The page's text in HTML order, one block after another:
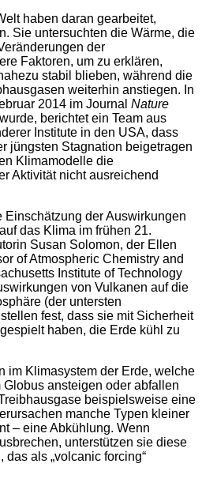
haben daran gearbeitet,
Sie untersuchten die Wärme, die
der
Faktoren, um zu erklären,
stabil blieben, während die
weiterhin anstiegen. In
2014 im Journal Nature
berichtet ein Team aus
Institute in den USA, dass
jüngsten Stagnation beigetragen
Klimamodelle die
Aktivität nicht ausreichend
Einschätzung der Auswirkungen
das Klima im frühen 21.
Susan Solomon, der Ellen
of Atmospheric Chemistry and
Institute of Technology
von Vulkanen auf die
(der untersten
fest, dass sie mit Sicherheit
haben, die Erde kühl zu
im Klimasystem der Erde, welche
ansteigen oder abfallen
beispielsweise eine
manche Typen kleiner
– eine Abkühlung. Wenn
unterstützen sie diese
als „volcanic forcing“